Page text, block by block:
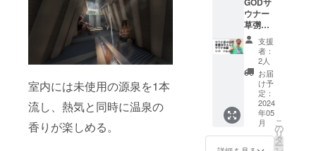
室内には未使用の源泉を1本
流し、熱気と同時に温泉の
香りが楽しめる。
画像等
はござ
いませ
ん 出来
上がり
次第
アップ
させて
頂きま
す。 入
浴剤は
現在知
き、8名
までご
一緒に
利用す
ること
が可能
です。
※利用
日、時
間帯
（午
前、午
後、夕
学びな
がら サ
ウナの
入り方
までレ
チャー
！ サウ
ナオー
プン後
5/18（
土）13
ウナー
草彅氏
のサウ
ナにま
つわる
ありが
たい話
を聞き
ながら
の サウ
ナ体
験！ サ
ウナの
支援
者：
2人
お届
け予
定：
2024
年05
月
こ
の
リ
タ
ー